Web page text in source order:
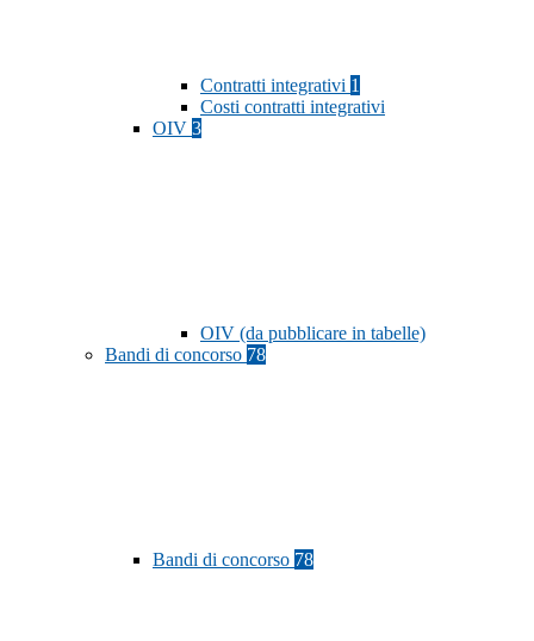
Contratti integrativi 1
Costi contratti integrativi
OIV 3
OIV (da pubblicare in tabelle)
Bandi di concorso 78
Bandi di concorso 78